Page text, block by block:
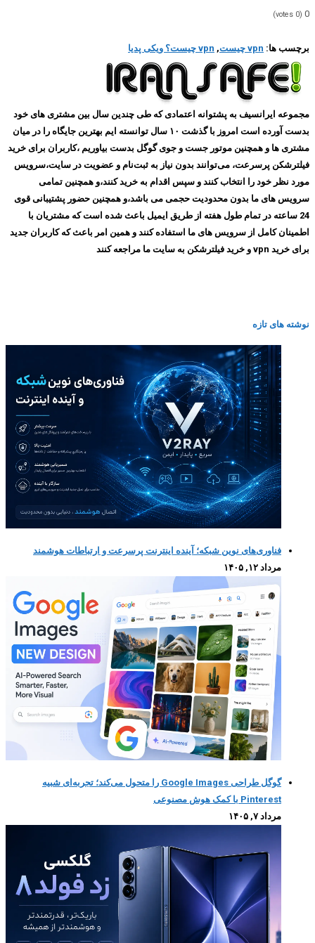
0
(
0
برچسب ها: vpn چیست , vpn چیست؟ ویکی پدیا
مجموعه ایرانسیف به پشتوانه اعتمادی که طی چندین سال بین مشتری های خود
بدست آورده است امروز با گذشت ۱۰ سال توانسته ایم بهترین جایگاه را در میان
مشتری ها و همچنین موتور جست و جوی گوگل بدست بیاوریم ،کاربران برای خرید
فیلترشکن پرسرعت، می‌توانند بدون نیاز به ثبت‌نام و عضویت در سایت،سرویس
مورد نظر خود را انتخاب کنند و سپس اقدام به خرید کنند،و همچنین تمامی
سرویس های ما بدون محدودیت حجمی می باشد،و همچنین حضور پشتیبانی قوی
24 ساعته در تمام طول هفته از طریق ایمیل باعث شده است که مشتریان با
اطمینان کامل از سرویس های ما استفاده کنند و همین امر باعث که کاربران جدید
برای خرید vpn و خرید فیلترشکن به سایت ما مراجعه کنند
نوشته های تازه
فناوری‌های نوین شبکه؛ آینده اینترنت پرسرعت و ارتباطات هوشمند
مرداد ۱۲, ۱۴۰۵
گوگل طراحی Google Images را متحول می‌کند؛ تجربه‌ای شبیه
Pinterest با کمک هوش مصنوعی
مرداد ۷, ۱۴۰۵